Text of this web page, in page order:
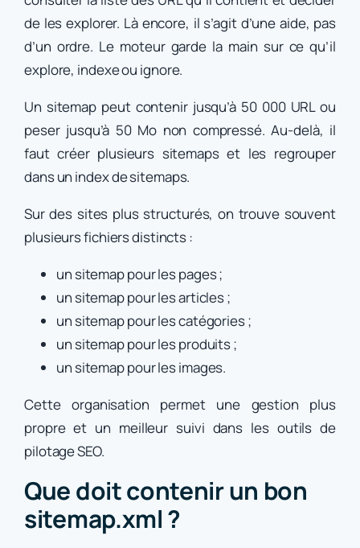
de les explorer. Là encore, il s’agit d’une aide, pas
d’un ordre. Le moteur garde la main sur ce qu’il
explore, indexe ou ignore.
Un sitemap peut contenir jusqu’à 50 000 URL ou
peser jusqu’à 50 Mo non compressé. Au-delà, il
faut créer plusieurs sitemaps et les regrouper
dans un index de sitemaps.
Sur des sites plus structurés, on trouve souvent
plusieurs fichiers distincts :
un sitemap pour les pages ;
un sitemap pour les articles ;
un sitemap pour les catégories ;
un sitemap pour les produits ;
un sitemap pour les images.
Cette organisation permet une gestion plus
propre et un meilleur suivi dans les outils de
pilotage SEO.
Que doit contenir un bon
sitemap.xml ?